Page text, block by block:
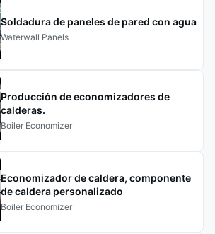
Soldadura de paneles de pared con agua
Waterwall Panels
Producción de economizadores de
calderas.
Boiler Economizer
Economizador de caldera, componente
de caldera personalizado
Boiler Economizer